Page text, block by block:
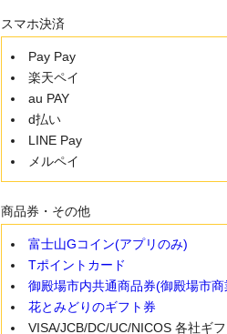
スマホ決済
Pay Pay
楽天ペイ
au PAY
d払い
LINE Pay
メルペイ
商品券・その他
富士山Gコイン(アプリのみ)
Tポイントカード
御殿場市内共通商品券(御殿場市
花とみどりのギフト券
VISA/JCB/DC/UC/NICOS 各社ギ